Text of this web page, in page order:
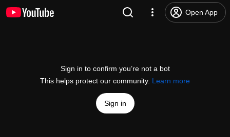
Open App
Sign in to confirm you’re not a bot
This helps protect our community. Learn more
Sign in